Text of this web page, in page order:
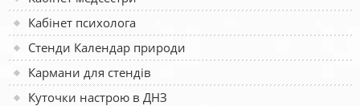
Кабінет психолога
Стенди Календар природи
Кармани для стендів
Куточки настрою в ДНЗ